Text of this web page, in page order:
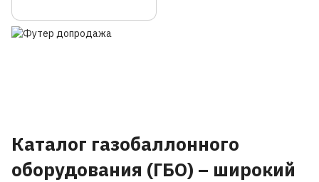
Каталог газобаллонного
оборудования (ГБО) – широкий